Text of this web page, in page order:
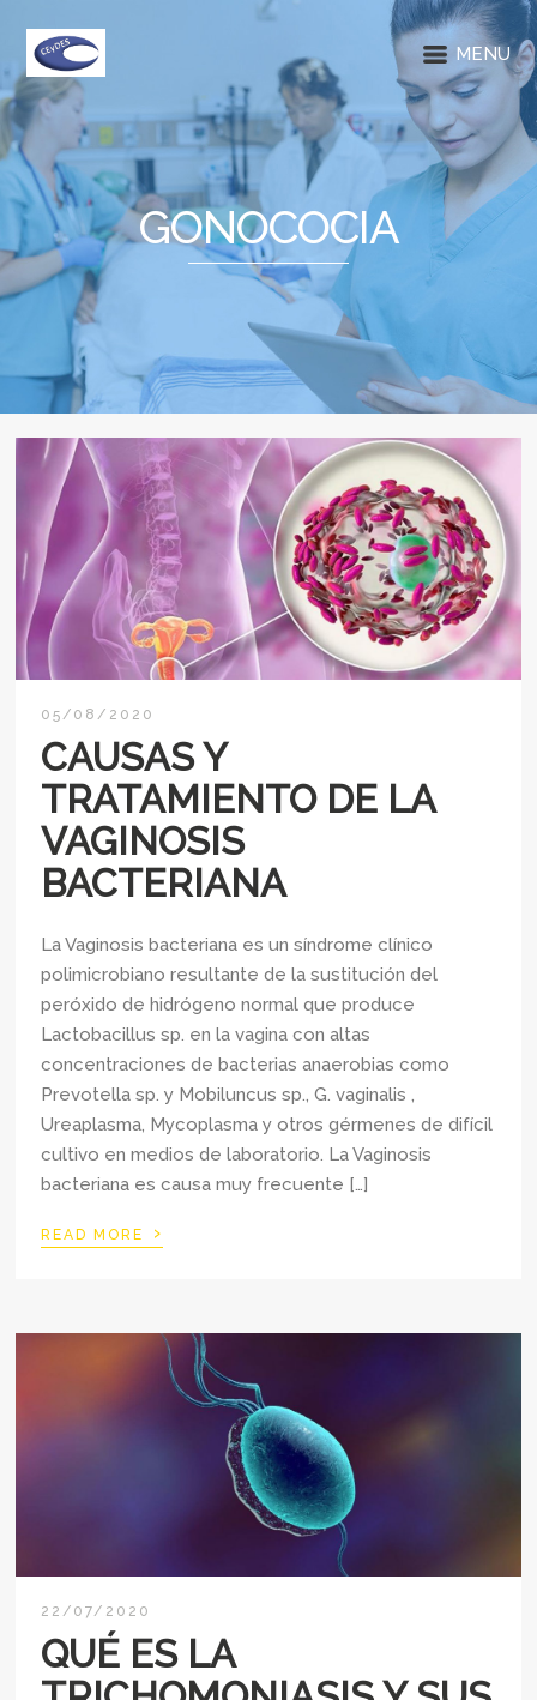
MENU
GONOCOCIA
05/08/2020
CAUSAS Y
TRATAMIENTO DE LA
VAGINOSIS
BACTERIANA
La Vaginosis bacteriana es un síndrome clínico
polimicrobiano resultante de la sustitución del
peróxido de hidrógeno normal que produce
Lactobacillus sp. en la vagina con altas
concentraciones de bacterias anaerobias como
Prevotella sp. y Mobiluncus sp., G. vaginalis ,
Ureaplasma, Mycoplasma y otros gérmenes de difícil
cultivo en medios de laboratorio. La Vaginosis
bacteriana es causa muy frecuente […]
READ MORE ›
22/07/2020
QUÉ ES LA